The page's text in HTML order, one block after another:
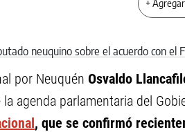
+
por Neuquén Osvaldo
agenda parlamentaria del
, que se confirmó